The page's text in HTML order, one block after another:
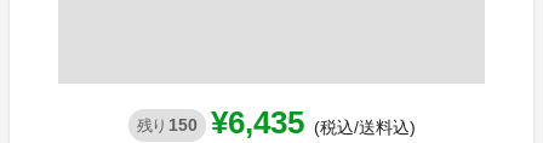
残り 150 ¥6,435 (税込/送料込)